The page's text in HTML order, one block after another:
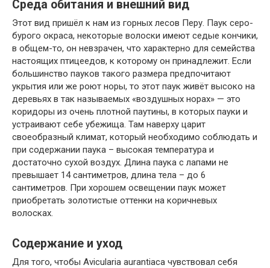
Среда обитания и внешний вид
Этот вид пришёл к нам из горных лесов Перу. Паук серо-
бурого окраса, некоторые волоски имеют седые кончики,
в общем-то, он невзрачен, что характерно для семейства
настоящих птицеедов, к которому он принадлежит. Если
большинство пауков такого размера предпочитают
укрытия или же роют норы, то этот паук живёт высоко на
деревьях в так называемых «воздушных норах» — это
коридоры из очень плотной паутины, в которых пауки и
устраивают себе убежища. Там наверху царит
своеобразный климат, который необходимо соблюдать и
при содержании паука – высокая температура и
достаточно сухой воздух. Длина паука с лапами не
превышает 14 сантиметров, длина тела – до 6
сантиметров. При хорошем освещении паук может
приобретать золотистые оттенки на коричневых
волосках.
Содержание и уход
Для того, чтобы Avicularia aurantiaca чувствовал себя